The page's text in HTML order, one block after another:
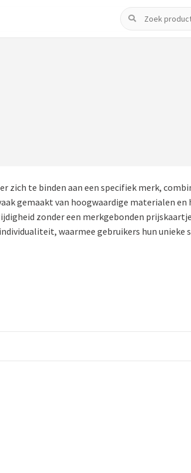
Zoeken
zich te binden aan een specifiek merk,
gemaakt van hoogwaardige materialen en
zonder een merkgebonden
waarmee gebruikers hun unieke